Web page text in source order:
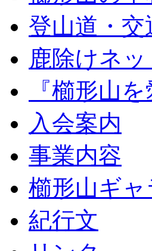
登山道・交
鹿除けネ
『櫛形山
入会案内
事業内容
櫛形山ギャ
紀行文